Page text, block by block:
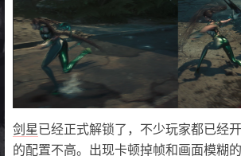
剑星 已经正式解锁了，不少玩家都已经
的配置不高。出现卡顿掉帧和画面模糊